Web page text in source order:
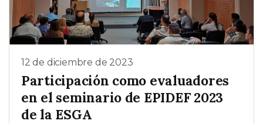
12 de diciembre de 2023
Participación como evaluadores
en el seminario de EPIDEF 2023
de la ESGA